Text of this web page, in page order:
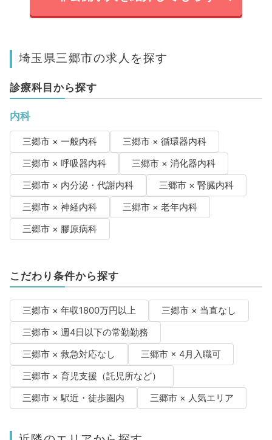
埼玉県三郷市の求人を探す
診療科目から探す
内科
三郷市 × 一般内科
三郷市 × 循環器内科
三郷市 × 呼吸器内科
三郷市 × 消化器内科
三郷市 × 内分泌・代謝内科
三郷市 × 腎臓内科
三郷市 × 神経内科
三郷市 × 老年内科
三郷市 × 膠原病科
こだわり条件から探す
三郷市 × 年収1800万円以上
三郷市 × 当直なし
三郷市 × 週4日以下の常勤勤務
三郷市 × 救急対応なし
三郷市 × 4月入職可
三郷市 × 育児支援（託児所など）
三郷市 × 駅近・徒歩圏内
三郷市 × 人気エリア